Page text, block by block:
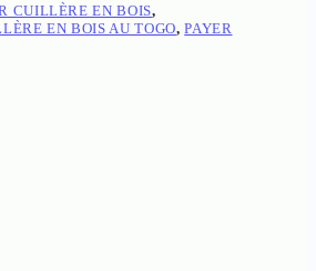
CUILLÈRE EN BOIS,
EN BOIS AU TOGO,PAYER